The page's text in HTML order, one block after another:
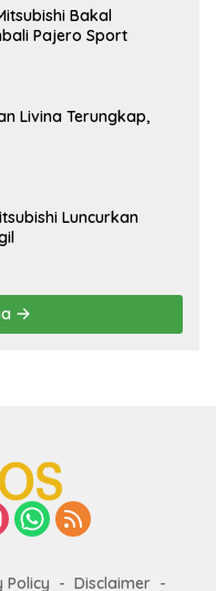
Bakal
Pajero Sport
Livina Terungkap,
Luncurkan
Policy Disclaimer